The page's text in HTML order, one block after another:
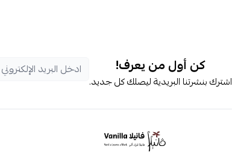
كن أول من يعرف!
اشترك بنشرتنا البريدية ليصلك كل جديد.